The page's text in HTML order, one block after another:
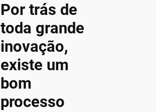
Por trás de
toda grande
inovação,
existe um
bom
processo